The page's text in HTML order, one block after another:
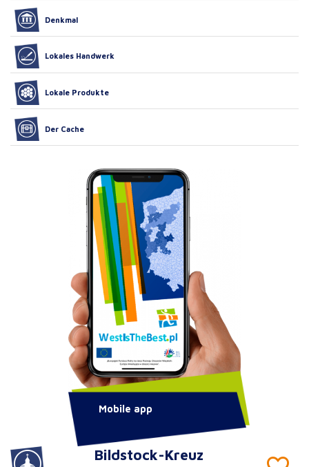
Bildstock-Kreuz
Denkmal
Lokales Handwerk
Lokale Produkte
Der Cache
Mobile app